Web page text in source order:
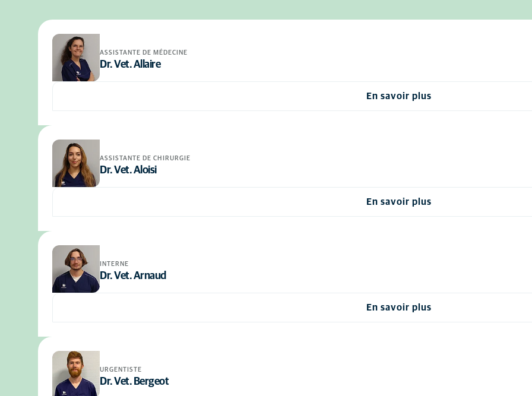
ASSISTANTE DE MÉDECINE
Dr. Vet. Allaire
En savoir plus
ASSISTANTE DE CHIRURGIE
Dr. Vet. Aloisi
En savoir plus
INTERNE
Dr. Vet. Arnaud
En savoir plus
URGENTISTE
Dr. Vet. Bergeot